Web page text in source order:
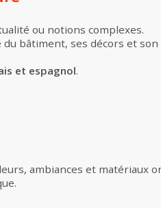
ou notions complexes.
bâtiment, ses décors et
et espagnol.
ambiances et matériaux